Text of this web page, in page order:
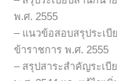
พ.ศ. 2555
– แนวข้อสอบสรุประเ
ข้าราชการ พ.ศ. 2555
– สรุปสาระสำคัญระเบี